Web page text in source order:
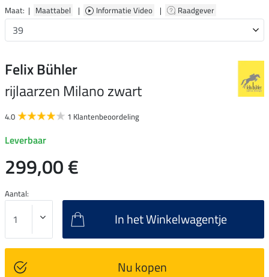
Maat: | Maattabel | Informatie Video | Raadgever
Felix Bühler
rijlaarzen Milano zwart
4.0 1 Klantenbeoordeling
Leverbaar
299,00 €
Aantal:
In het Winkelwagentje
Nu kopen